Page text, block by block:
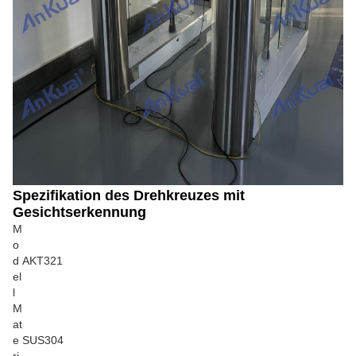
Spezifikation des Drehkreuzes mit
Gesichtserkennung
M
o
d
el
l
AKT321
M
at
e SUS304